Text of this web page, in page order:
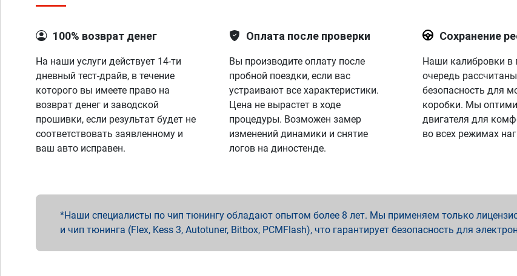
100% возврат денег
На наши услуги действует 14-ти
дневный тест-драйв, в течение
которого вы имеете право на
возврат денег и заводской
прошивки, если результат будет не
соответствовать заявленному и
ваш авто исправен.
Оплата после проверки
Вы производите оплату после
пробной поездки, если вас
устраивают все характеристики.
Цена не вырастет в ходе
процедуры. Возможен замер
изменений динамики и снятие
логов на диностенде.
Сохранение
Наши калибровки в
очередь
безопасность для
коробки. Мы
двигателя для
во всех режимах
Наши специалисты по чип тюнингу обладают опытом более 8 лет. Мы применяем только
и чип тюнинга (Flex, Kess 3, Autotuner, Bitbox, PCMFlash), что гарантирует безопасность для